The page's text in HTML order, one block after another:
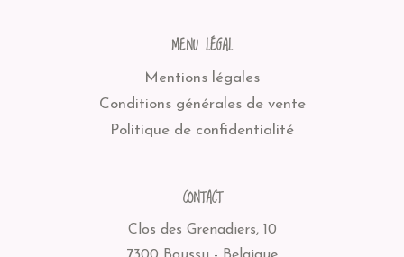
MENU LÉGAL
Mentions légales
Conditions générales de vente
Politique de confidentialité
CONTACT
Clos des Grenadiers, 10